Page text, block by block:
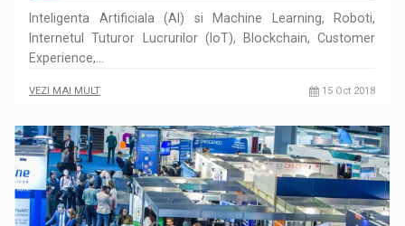
Inteligenta Artificiala (AI) si Machine Learning, Roboti,
Internetul Tuturor Lucrurilor (IoT), Blockchain, Customer
Experience,…
VEZI MAI MULT 15 Oct 2018